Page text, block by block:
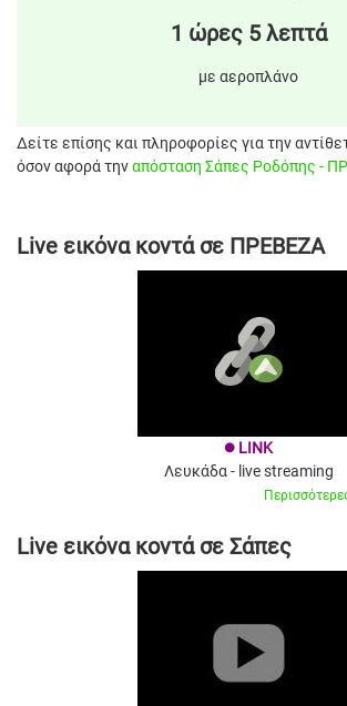
1 ώρες 5 λεπτά
με αεροπλάνο
Δείτε επίσης και πληροφορίες για την
όσον αφορά τηναπόσταση Σάπες Ροδόπης -
Live εικόνα κοντά σε ΠΡΕΒΕΖΑ
brightness_1 LINK
Λευκάδα - live streaming
Live εικόνα κοντά σε Σάπες